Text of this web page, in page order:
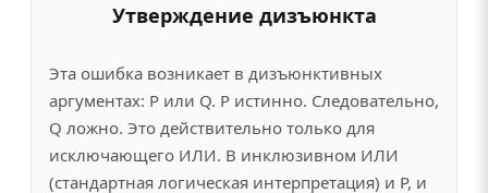
Утверждение дизъюнкта
Эта ошибка возникает в дизъюнктивных
аргументах: P или Q. P истинно. Следовательно,
Q ложно. Это действительно только для
исключающего ИЛИ. В инклюзивном ИЛИ
(стандартная логическая интерпретация) и P, и